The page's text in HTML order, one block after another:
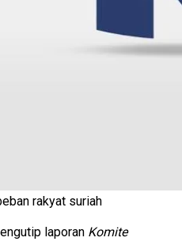
rakyat suriah
laporan Komite